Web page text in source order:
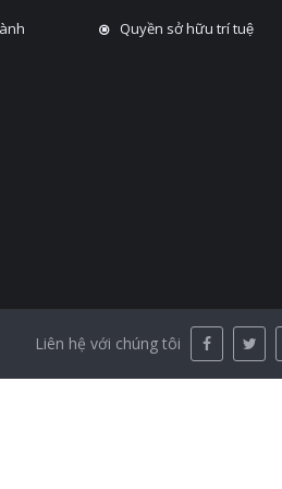
Quyền sở hữu trí tuệ
Liên hệ với chúng tôi